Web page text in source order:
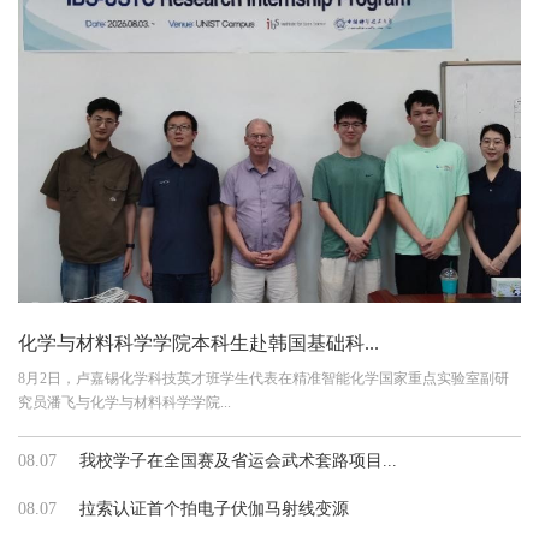
化学与材料科学学院本科生赴韩国基础科...
8月2日，卢嘉锡化学科技英才班学生代表在精准智能化学国家重点实验室副研
究员潘飞与化学与材料科学学院...
08.07 我校学子在全国赛及省运会武术套路项目...
08.07 拉索认证首个拍电子伏伽马射线变源